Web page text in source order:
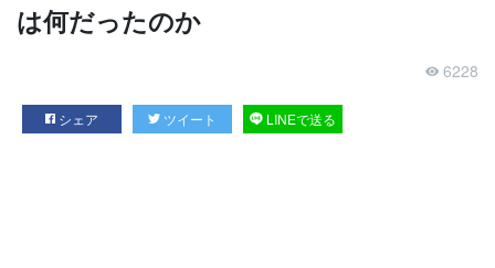
は何だったのか
6228
シェア ツイート LINEで送る